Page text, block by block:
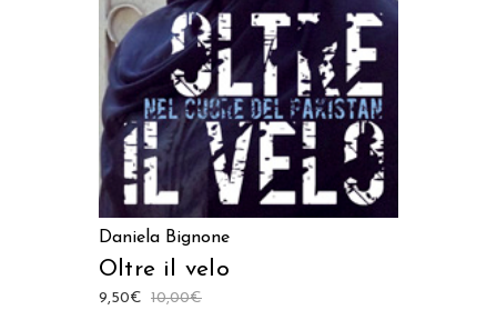
Daniela Bignone
Oltre il velo
10,00€
9,50€